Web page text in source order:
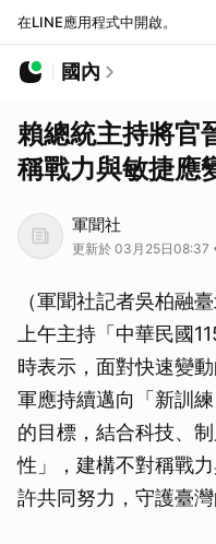
在LINE應用程式中開啟。
國內
賴總統主持將
稱戰力與敏捷應
軍聞社
更新於 03月25日08:37
（軍聞社記者吳柏融
上午主持「中華民國
時表示，面對快速變
軍應持續邁向「新訓
的目標，結合科技、
性」，建構不對稱戰
許共同努力，守護臺灣